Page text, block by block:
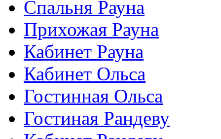
Спальня Рауна
Прихожая Рауна
Кабинет Рауна
Кабинет Ольса
Гостинная Ольса
Гостиная Рандеву